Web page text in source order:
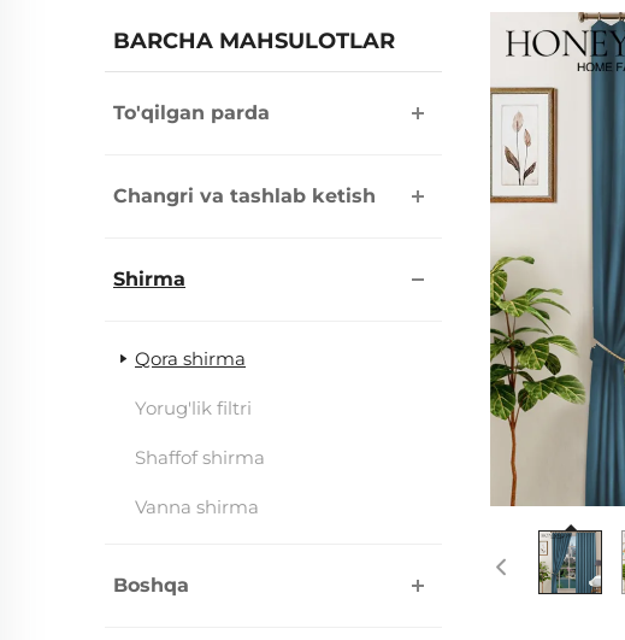
BARCHA MAHSULOTLAR
To'qilgan parda
Changri va tashlab ketish
Shirma
Qora shirma
Yorug'lik filtri
Shaffof shirma
Vanna shirma
Boshqa